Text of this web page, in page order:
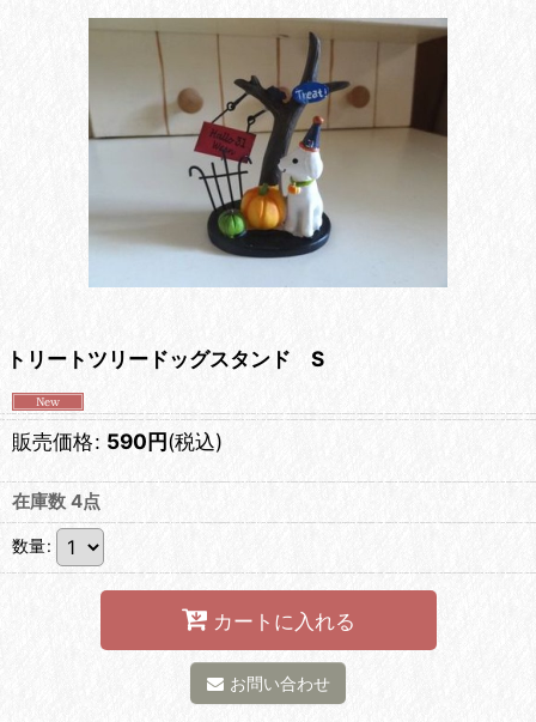
トリートツリードッグスタンド S
販売価格: 590円(税込)
在庫数 4点
数量:
カートに入れる
お問い合わせ